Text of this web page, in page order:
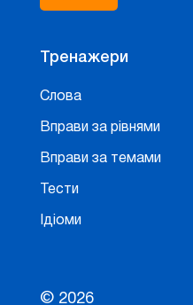
Тренажери
Слова
Вправи за рівнями
Вправи за темами
Тести
Ідіоми
© 2026